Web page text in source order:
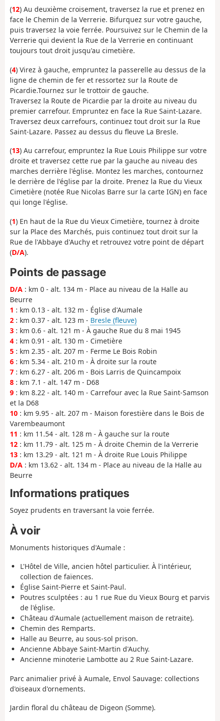
(12) Au deuxième croisement, traversez la rue et prenez en
face le Chemin de la Verrerie. Bifurquez sur votre gauche,
puis traversez la voie ferrée. Poursuivez sur le Chemin de la
Verrerie qui devient la Rue de la Verrerie en continuant
toujours tout droit jusqu'au cimetière.
(4) Virez à gauche, empruntez la passerelle au dessus de la
ligne de chemin de fer et ressortez sur la Route de
Picardie.Tournez sur le trottoir de gauche.
Traversez la Route de Picardie par la droite au niveau du
premier carrefour. Empruntez en face la Rue Saint-Lazare.
Traversez deux carrefours, continuez tout droit sur la Rue
Saint-Lazare. Passez au dessus du fleuve La Bresle.
(13) Au carrefour, empruntez la Rue Louis Philippe sur votre
droite et traversez cette rue par la gauche au niveau des
marches derrière l'église. Montez les marches, contournez
le derrière de l'église par la droite. Prenez la Rue du Vieux
Cimetière (notée Rue Nicolas Barre sur la carte IGN) en face
qui longe l'église.
(1) En haut de la Rue du Vieux Cimetière, tournez à droite
sur la Place des Marchés, puis continuez tout droit sur la
Rue de l'Abbaye d'Auchy et retrouvez votre point de départ
(D/A).
Points de passage
D/A : km 0 - alt. 134 m - Place au niveau de la Halle au
Beurre
1 : km 0.13 - alt. 132 m - Église d'Aumale
2 : km 0.37 - alt. 123 m - Bresle (fleuve)
3 : km 0.6 - alt. 121 m - À gauche Rue du 8 mai 1945
4 : km 0.91 - alt. 130 m - Cimetière
5 : km 2.35 - alt. 207 m - Ferme Le Bois Robin
6 : km 5.34 - alt. 210 m - À droite sur la route
7 : km 6.27 - alt. 206 m - Bois Larris de Quincampoix
8 : km 7.1 - alt. 147 m - D68
9 : km 8.22 - alt. 140 m - Carrefour avec la Rue Saint-Samson
et la D68
10 : km 9.95 - alt. 207 m - Maison forestière dans le Bois de
Varembeaumont
11 : km 11.54 - alt. 128 m - À gauche sur la route
12 : km 11.79 - alt. 125 m - À droite Chemin de la Verrerie
13 : km 13.29 - alt. 121 m - À droite Rue Louis Philippe
D/A : km 13.62 - alt. 134 m - Place au niveau de la Halle au
Beurre
Informations pratiques
Soyez prudents en traversant la voie ferrée.
À voir
Monuments historiques d'Aumale :
L'Hôtel de Ville, ancien hôtel particulier. À l'intérieur,
collection de faïences.
Église Saint-Pierre et Saint-Paul.
Poutres sculptées : au 1 rue Rue du Vieux Bourg et parvis
de l'église.
Château d'Aumale (actuellement maison de retraite).
Chemin des Remparts.
Halle au Beurre, au sous-sol prison.
Ancienne Abbaye Saint-Martin d'Auchy.
Ancienne minoterie Lambotte au 2 Rue Saint-Lazare.
Parc animalier privé à Aumale, Envol Sauvage: collections
d'oiseaux d'ornements.
Jardin floral du château de Digeon (Somme).